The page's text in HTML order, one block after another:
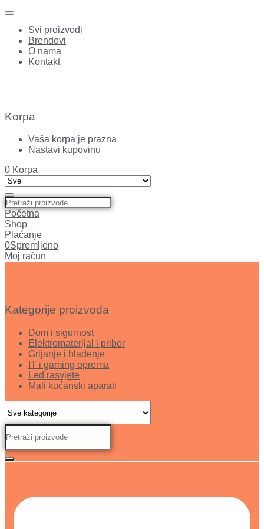
Svi proizvodi
Brendovi
O nama
Kontakt
Korpa
Vaša korpa je prazna
Nastavi kupovinu
0 Korpa
Početna
Shop
Plaćanje
0Spremljeno
Moj račun
Kategorije proizvoda
Dom i sigurnost
Elektromaterijal i pribor
Grijanje i hlađenje
IT i gaming oprema
Led rasvjete
Mali kućanski aparati